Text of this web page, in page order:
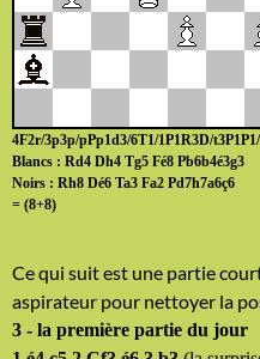
4F2r/3p3p/pPp1d3/6T1/1P1R3D/
Blancs : Rd4 Dh4 Tg5 Fé8 Pb6b4é3g3
Noirs : Rh8 Dé6 Ta3 Fa2 Pd7h7a6ç6
= (8+8)
Ce qui suit est une partie
aspirateur pour nettoyer la
3 - la première partie du jour